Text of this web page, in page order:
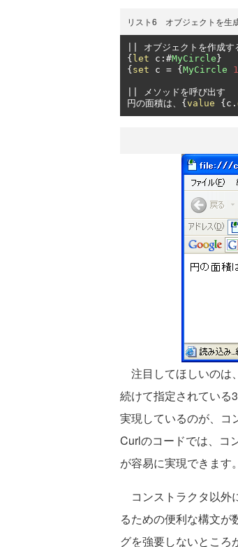
リスト6 オブジェクトを生
オブジェクトを作成す
{ let c :#MyCircle }
{ set c = { MyCircle
メソッドを呼び出す
円の面積は、{ value { c .
注目してほしいのは
続けて指定されている
実現しているのが、コ
Curlのコードでは、コ
が容易に実現できます。
コンストラクタ以外
るための便利な構文が
グを強要しないところ